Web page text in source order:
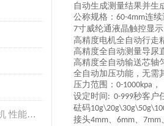
人工心脏瓣膜疲劳试验机 性能稳定
自动生成测量结果并生
公称规格： 60-4mm连续
7寸威纶通液晶触控显
高精度电机全自动行走
高精度全自动测量导尿
高精度全自动输送芯轴
全自动加压功能，无需
压力范围 ： 0-1000kpa ，
设定时间 : 0-999秒客户
砝码
接头4mm、 6mm、 7mm